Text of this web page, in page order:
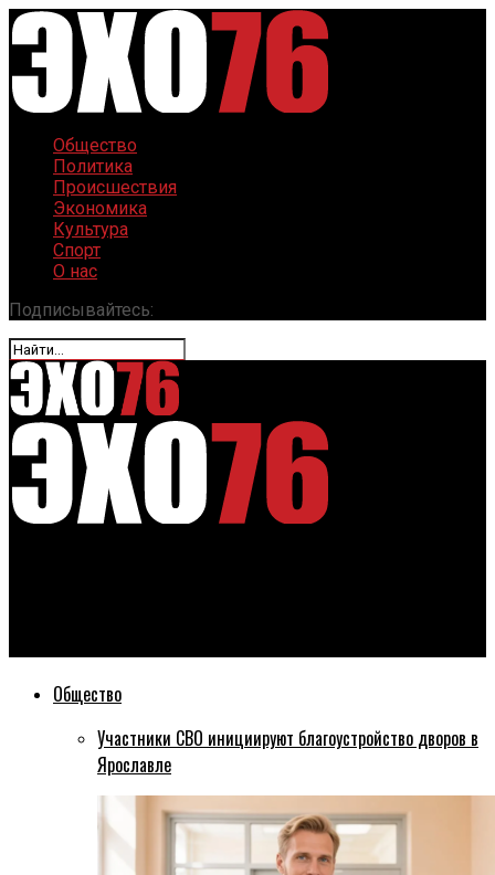
Общество
Политика
Происшествия
Экономика
Культура
Спорт
О нас
Подписывайтесь:
Общество
Участники СВО инициируют благоустройство дворов в
Ярославле